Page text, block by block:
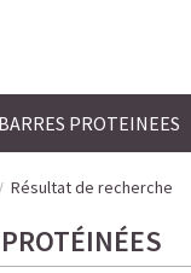
BARRES PROTEINEES
Résultat de recherche